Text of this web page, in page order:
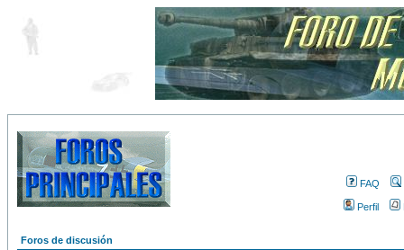
FAQ
Perfil
Foros de discusión